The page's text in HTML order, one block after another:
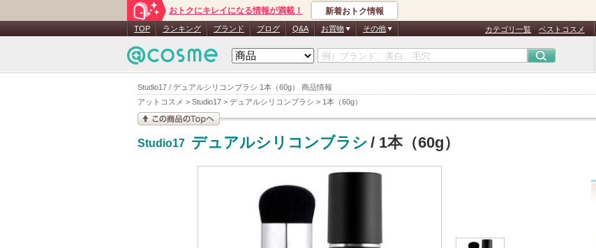
Studio17 / デュアルシリコンブラシ 1本（60g） 商品情報
アットコスメ > Studio17 > デュアルシリコンブラシ > 1本（60g）
おトクにキレイになる情報が満載！ 新着おトク情報
TOP ランキング ブランド ブログ Q&A お買物 その他 カテゴリ一覧 ベストコスメ
この商品の情報を見
Studio17 デュアルシリコンブラシ / 1本（60g）